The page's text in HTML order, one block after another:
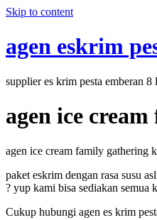
Skip to content
agen eskrim
supplier es krim pesta emberan
agen ice
agen ice cream family gathering
paket eskrim dengan rasa susu
? yup kami bisa sediakan semua
Cukup hubungi agen es krim